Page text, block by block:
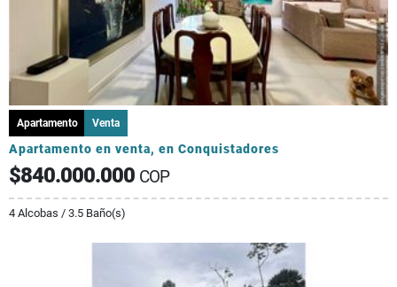
Apartamento Venta
Apartamento en venta, en Conquistadores
$840.000.000 COP
4 Alcobas / 3.5 Baño(s)